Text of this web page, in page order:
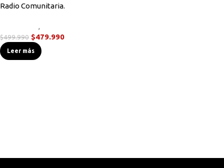
Radio Comunitaria.
,
$499.990 $479.990
Leer más